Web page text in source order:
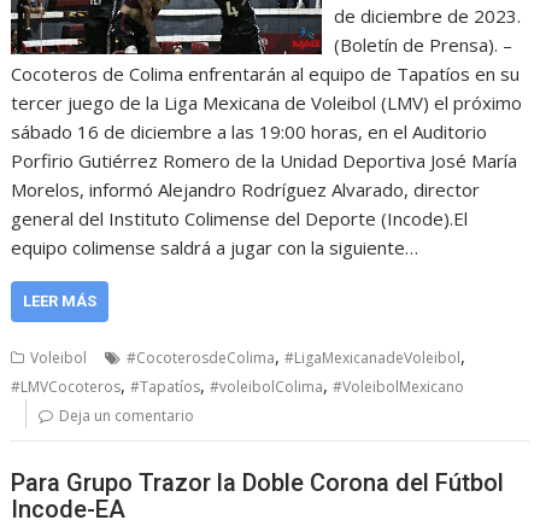
de diciembre de 2023.
(Boletín de Prensa). –
Cocoteros de Colima enfrentarán al equipo de Tapatíos en su
tercer juego de la Liga Mexicana de Voleibol (LMV) el próximo
sábado 16 de diciembre a las 19:00 horas, en el Auditorio
Porfirio Gutiérrez Romero de la Unidad Deportiva José María
Morelos, informó Alejandro Rodríguez Alvarado, director
general del Instituto Colimense del Deporte (Incode).El
equipo colimense saldrá a jugar con la siguiente…
LEER MÁS
Voleibol #CocoterosdeColima,#LigaMexicanadeVoleibol,
#LMVCocoteros,#Tapatíos,#voleibolColima,#VoleibolMexicano
Deja un comentario
Para Grupo Trazor la Doble Corona del Fútbol
Incode-EA